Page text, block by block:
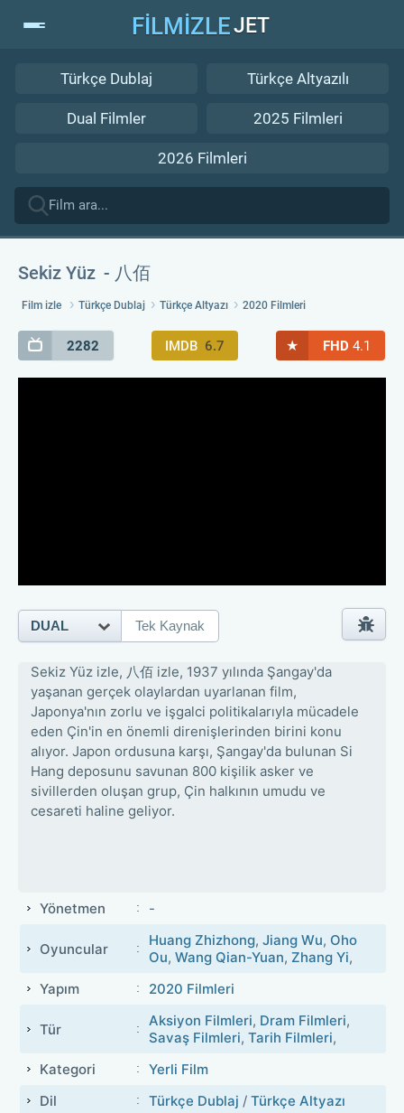
FİLMİZLEJET
Türkçe Dublaj Türkçe Altyazılı
Dual Filmler 2025 Filmleri
2026 Filmleri
Sekiz Yüz 八佰
Film izle Türkçe Dublaj Türkçe Altyazı 2020 Filmleri
2282 IMDB 6.7 ★ FHD 4.1
Sekiz Yüz izle, 八佰 izle, 1937 yılında Şangay'da
yaşanan gerçek olaylardan uyarlanan film,
Japonya'nın zorlu ve işgalci politikalarıyla mücadele
eden Çin'in en önemli direnişlerinden birini konu
alıyor. Japon ordusuna karşı, Şangay'da bulunan Si
Hang deposunu savunan 800 kişilik asker ve
sivillerden oluşan grup, Çin halkının umudu ve
cesareti haline geliyor.
Yönetmen -
Oyuncular Huang Zhizhong, Jiang Wu, Oho
Ou, Wang Qian-Yuan, Zhang Yi,
Yapım
2020 Filmleri
Tür Aksiyon Filmleri, Dram Filmleri,
Savaş Filmleri, Tarih Filmleri,
Kategori
Yerli Film
Dil
Türkçe Dublaj / Türkçe Altyazı
DUAL Tek Kaynak